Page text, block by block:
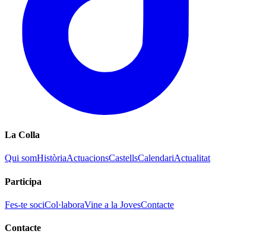
La Colla
Qui somHistòriaActuacionsCastellsCalendariActualitat
Participa
Fes-te sociCol·laboraVine a la JovesContacte
Contacte